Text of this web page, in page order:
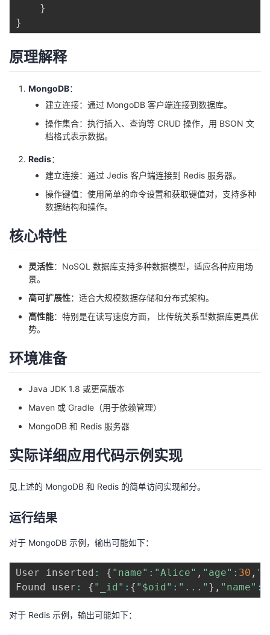
}
}
原理解释
MongoDB：
建立连接：通过 MongoDB 客户端连接到数据库。
操作集合：执行插入、查询等 CRUD 操作，用 BSON 文
档格式表示数据。
Redis：
建立连接：通过 Jedis 客户端连接到 Redis 服务器。
操作键值：使用简单的命令设置和获取键值对，支持多种
数据结构和操作。
核心特性
灵活性：NoSQL 数据库支持多种数据模型，适应各种应用场
景。
高可扩展性：适合大规模数据存储和分布式架构。
高性能：特别是在读写速度方面， 比传统关系型数据库更具优
势。
环境准备
Java JDK 1.8 或更高版本
Maven 或 Gradle（用于依赖管理）
MongoDB 和 Redis 服务器
实际详细应用代码示例实现
见上述的 MongoDB 和 Redis 的简单访问实现部分。
运行结果
对于 MongoDB 示例，输出可能如下：
User inserted : { "name" : "Alice" , "age" : 30 ,
Found user : { "_id" : { "$oid" : "..." } , "name" :
对于 Redis 示例，输出可能如下：